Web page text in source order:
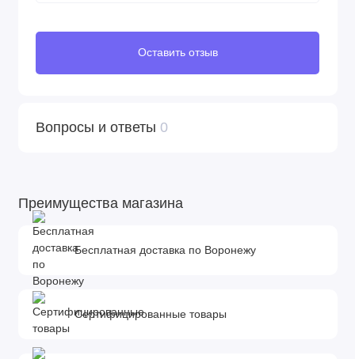
блокировки
Шины широкие, для хорошего сцепления с
дорогой
Крепкое и в меру легкое одновременно за счет
Корзина для игрушек и небольших покупок
Снабжено креплениями, совмещаемыми с
автокреслами Maxi-Cosi и с люлькой в качестве
дополнительного оборудования
Люлька
Компактная и удобная
Оставить отзыв
Вопросы и ответы 0
Преимущества магазина
Бесплатная доставка по Воронежу
Сертифицированные товары